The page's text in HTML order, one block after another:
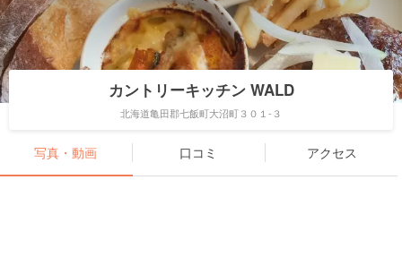
カントリーキッチン WALD
北海道亀田郡七飯町大沼町３０１-３
写真・動画 口コミ アクセス